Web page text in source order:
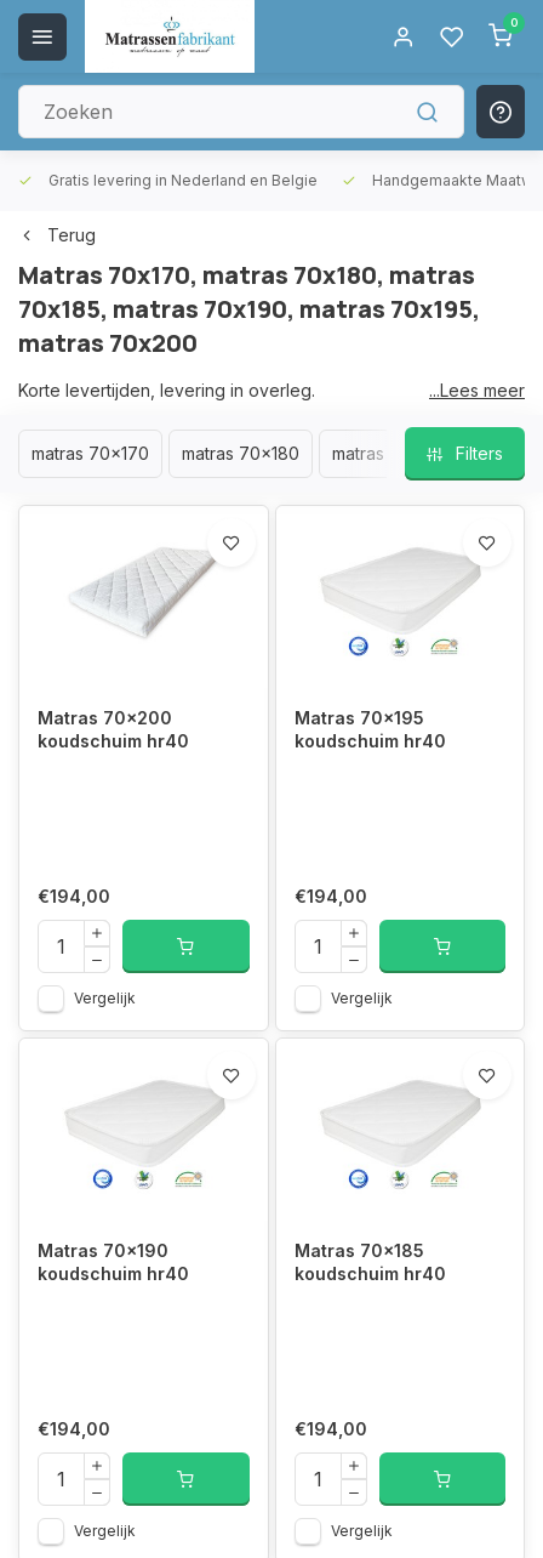
0
Gratis levering in Nederland en Belgie Handgemaakte
Terug
Matras 70x170, matras 70x180, matras
70x185, matras 70x190, matras 70x195,
matras 70x200
Korte levertijden, levering in overleg.
Dit doen wij ook in overleg met u.
Van A tot Z in onze fabriek in Helmond gemaakt.
Gemaakt met passie en liefde voor het vak.
Wij kopen onze materialen bij gerenommeerde
leveranciers in de EU. Deze zijn gevestigd in
Nederland, België en Duitsland.
Hierdoor hebben wij alle certificeringen en keurmerken.
Tel: +31(0)492-547174
Email:info@matrassenfabrikant.nl
...Lees meer
matras 70x170 matras 70x180 matras 70x185 matras
Filters
Matras 70x200
koudschuim hr40
€194,00
Vergelijk
Matras 70x195
koudschuim hr40
€194,00
Vergelijk
Matras 70x190
koudschuim hr40
€194,00
Vergelijk
Matras 70x185
koudschuim hr40
€194,00
Vergelijk